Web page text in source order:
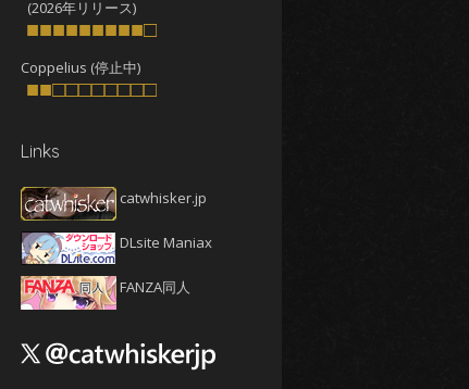
2025年7月(4)
(4)
2025年5月(5)
2025年3月
2025年2月(4)
2025年1月(5)
2024年12月(5)
2024年11月(5)
2024年9月(4)
(2026年リリース)
■■■■■■■■■□
Coppelius (停止中)
■■□□□□□□□□
Links
catwhisker.jp
DLsite Maniax
FANZA同人